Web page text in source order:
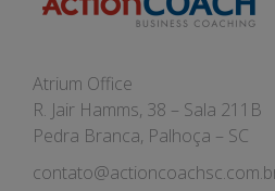
Atrium Office
R. Jair Hamms, 38 – Sala 211B
Pedra Branca, Palhoça – SC